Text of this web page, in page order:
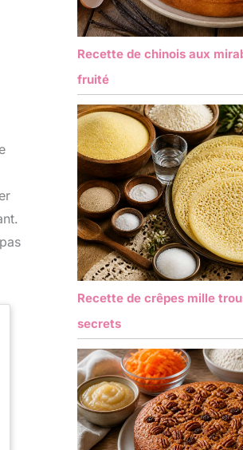
Recette de chinois aux
fruité
Recette de crêpes mille
secrets